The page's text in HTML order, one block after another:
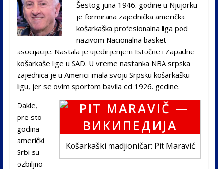
Šestog juna 1946. godine u Njujorku
je formirana zajednička američka
košarkaška profesionalna liga pod
nazivom Nacionalna basket
asocijacije. Nastala je ujedinjenjem Istočne i Zapadne
košarkaše lige u SAD. U vreme nastanka NBA srpska
zajednica je u Americi imala svoju Srpsku košarkašku
ligu, jer se ovim sportom bavila od 1926. godine.
Košarkaški madjioničar: Pit Maravić
Dakle,
pre sto
godina
američki
Srbi su
ozbiljno